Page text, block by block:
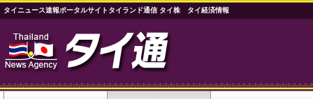
タイニュース速報ポータルサイトタイランド通信 タイ株 タイ経済情報